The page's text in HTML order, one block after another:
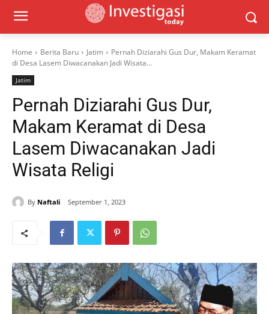
Home Berita Baru Jatim
Pernah Diziarahi Gus Dur, Makam Keramat
di Desa Lasem Diwacanakan Jadi Wisata...
Jatim
Pernah Diziarahi Gus Dur,
Makam Keramat di Desa
Lasem Diwacanakan Jadi
Wisata Religi
By Naftali September 1, 2023